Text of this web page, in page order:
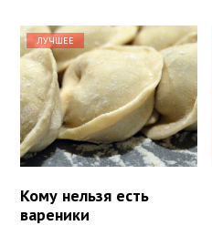
ЛУЧШЕЕ
Кому нельзя есть
вареники